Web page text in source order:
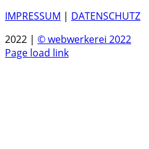
IMPRESSUM | DATENSCHUTZ
2022 | © webwerkerei 2022
Page load link